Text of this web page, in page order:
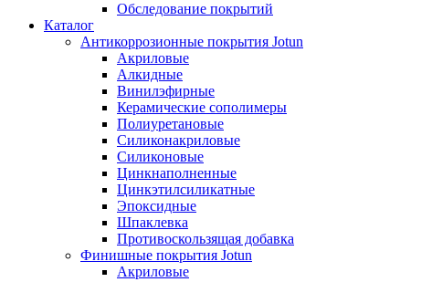
Обследование покрытий
Каталог
Антикоррозионные покрытия Jotun
Акриловые
Алкидные
Винилэфирные
Керамические сополимеры
Полиуретановые
Силиконакриловые
Силиконовые
Цинкнаполненные
Цинкэтилсиликатные
Эпоксидные
Шпаклевка
Противоскользящая добавка
Финишные покрытия Jotun
Акриловые